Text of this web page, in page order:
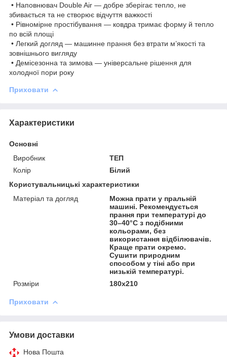
• Наповнювач Double Air — добре зберігає тепло, не
збивається та не створює відчуття важкості
• Рівномірне простібування — ковдра тримає форму й тепло
по всій площі
• Легкий догляд — машинне прання без втрати м’якості та
зовнішнього вигляду
• Демісезонна та зимова — універсальне рішення для
холодної пори року
Приховати
Характеристики
Основні
Виробник
ТЕП
Колір
Білий
Користувальницькі характеристики
Матеріал та догляд
Можна прати у пральній
машині. Рекомендується
прання при температурі до
30–40°С з подібними
кольорами, без
використання відбілювачів.
Краще прати окремо.
Сушити природним
способом у тіні або при
низькій температурі.
Розміри
180x210
Приховати
Умови доставки
Нова Пошта